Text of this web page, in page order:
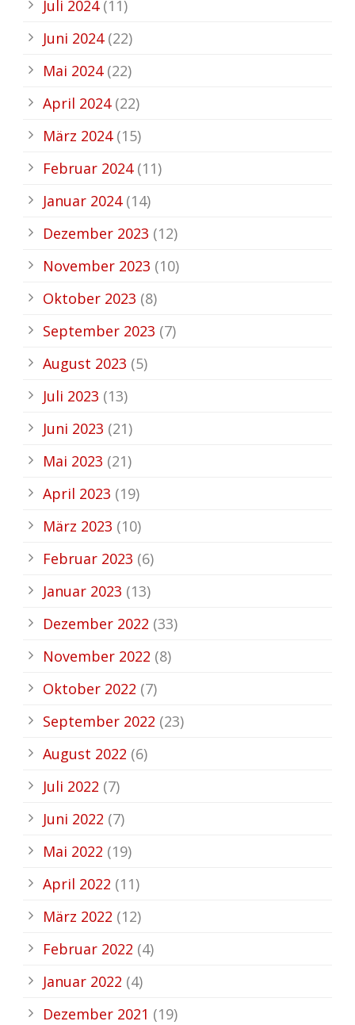
Juli 2024(11)
Juni 2024(22)
Mai 2024(22)
April 2024(22)
März 2024(15)
Februar 2024(11)
Januar 2024(14)
Dezember 2023 (12)
November 2023 (10)
Oktober 2023 (8)
September 2023 (7)
August 2023 (5)
Juli 2023 (13)
Juni 2023 (21)
Mai 2023 (21)
April 2023 (19)
März 2023 (10)
Februar 2023 (6)
Januar 2023 (13)
Dezember 2022 (33)
November 2022 (8)
Oktober 2022 (7)
September 2022 (23)
August 2022 (6)
Juli 2022 (7)
Juni 2022 (7)
Mai 2022 (19)
April 2022 (11)
März 2022 (12)
Februar 2022 (4)
Januar 2022 (4)
Dezember 2021 (19)